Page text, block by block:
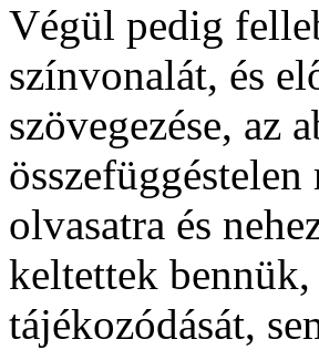
Végül pedig
színvonalát, és
szövegezése, az
olvasatra és
keltettek
tájékozódását,